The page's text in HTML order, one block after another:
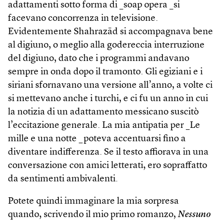
adattamenti sotto forma di _soap opera _si
facevano concorrenza in televisione.
Evidentemente Shahrazād si accompagnava bene
al digiuno, o meglio alla godereccia interruzione
del digiuno, dato che i programmi andavano
sempre in onda dopo il tramonto. Gli egiziani e i
siriani sfornavano una versione all’anno, a volte ci
si mettevano anche i turchi, e ci fu un anno in cui
la notizia di un adattamento messicano suscitò
l’eccitazione generale. La mia antipatia per _Le
mille e una notte _poteva accentuarsi fino a
diventare indifferenza. Se il testo affiorava in una
conversazione con amici letterati, ero sopraffatto
da sentimenti ambivalenti.
Potete quindi immaginare la mia sorpresa
quando, scrivendo il mio primo romanzo, Nessuno